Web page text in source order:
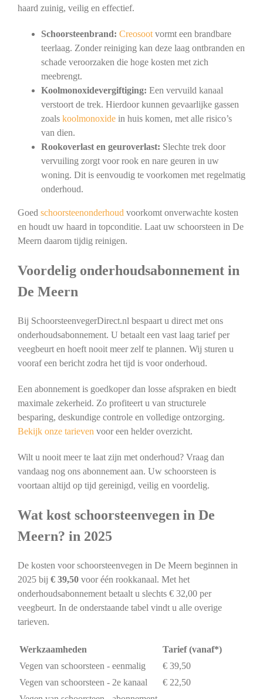
haard zuinig, veilig en effectief.
Schoorsteenbrand: Creosootvormt een brandbare
teerlaag. Zonder reiniging kan deze laag ontbranden en
schade veroorzaken die hoge kosten met zich
meebrengt.
Koolmonoxidevergiftiging: Een vervuild kanaal
verstoort de trek. Hierdoor kunnen gevaarlijke gassen
zoals koolmonoxidein huis komen, met alle risico’s
van dien.
Rookoverlast en geuroverlast: Slechte trek door
vervuiling zorgt voor rook en nare geuren in uw
woning. Dit is eenvoudig te voorkomen met regelmatig
onderhoud.
Goed schoorsteenonderhoud voorkomt onverwachte kosten
en houdt uw haard in topconditie. Laat uw schoorsteen in De
Meern daarom tijdig reinigen.
Voordelig onderhoudsabonnement in
De Meern
Bij SchoorsteenvegerDirect.nl bespaart u direct met ons
onderhoudsabonnement. U betaalt een vast laag tarief per
veegbeurt en hoeft nooit meer zelf te plannen. Wij sturen u
vooraf een bericht zodra het tijd is voor onderhoud.
Een abonnement is goedkoper dan losse afspraken en biedt
maximale zekerheid. Zo profiteert u van structurele
besparing, deskundige controle en volledige ontzorging.
Bekijk onze tarieven voor een helder overzicht.
Wilt u nooit meer te laat zijn met onderhoud? Vraag dan
vandaag nog ons abonnement aan. Uw schoorsteen is
voortaan altijd op tijd gereinigd, veilig en voordelig.
Wat kost schoorsteenvegen in De
Meern? in 2025
De kosten voor schoorsteenvegen in De Meern beginnen in
2025 bij € 39,50voor één rookkanaal. Met het
onderhoudsabonnement betaalt u slechts € 32,00 per
veegbeurt. In de onderstaande tabel vindt u alle overige
tarieven.
Werkzaamheden
Tarief (vanaf*)
Vegen van schoorsteen - eenmalig
€ 39,50
Vegen van schoorsteen - 2e kanaal
€ 22,50